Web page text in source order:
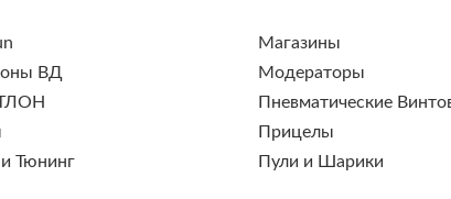
ВД
Тюнинг
Магазины
Модераторы
Пневматические
Прицелы
Пули и Шарики